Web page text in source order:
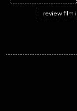
review film